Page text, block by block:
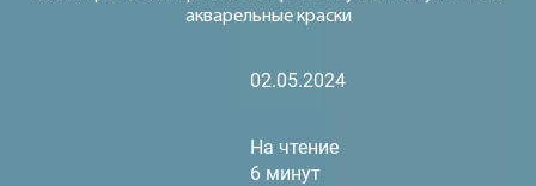
акварельные краски
02.05.2024
На чтение
6 минут